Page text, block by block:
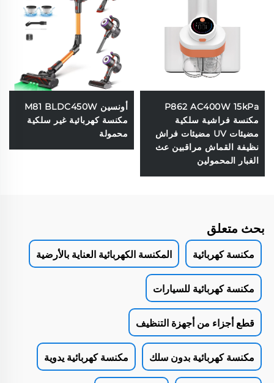
P862 AC400W 15kPa
مكنسة فراشية سلكية
مضيئات UV مضيئات فراش
نظيفة القماش مراقبين عث
الغبار المحمولين
أونسين M81 BLDC450W
مكنسة كهربائية غير سلكية
محمولة
بحث متعلق
مكنسة كهربائية المكنسة الكهربائية العناية بالأرضية
مكنسة كهربائية للسيارات
قطع أجزاء من أجهزة التنظيف
مكنسة كهربائية بدون سلك مكنسة كهربائية يدوية